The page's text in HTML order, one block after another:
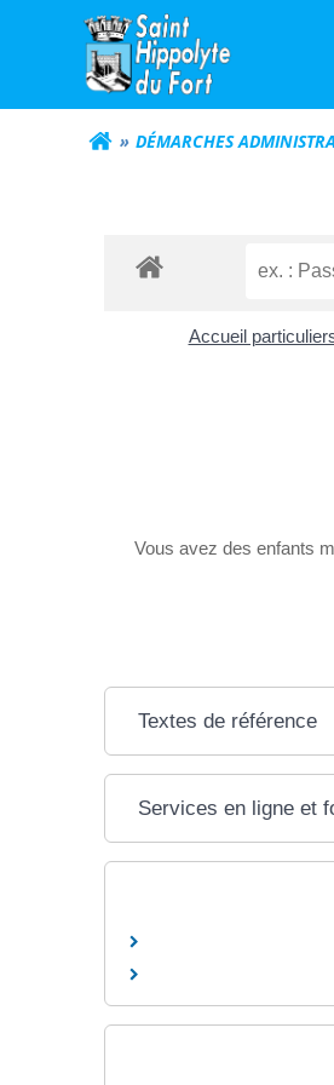
DÉMARCHES
Accueil
Vous avez des enfants
Textes de référence
Services en ligne et